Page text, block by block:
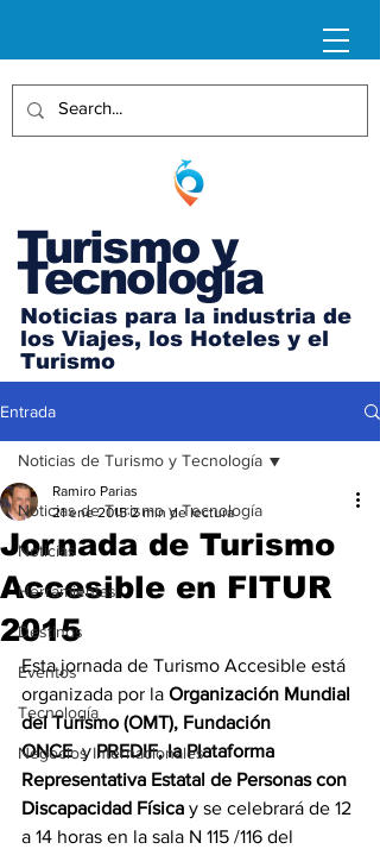
Turismo y
Tecnología
Noticias para la industria de
los Viajes, los Hoteles y el
Turismo
Entrada
Noticias de Turismo y Tecnología
Noticias
Herramientas
Destinos
Eventos
Tecnología
Negocios Internacionales
Noticias de Turismo y Tecnología
Jornada de Turismo
Accesible en FITUR
2015
Ramiro Parias
21 ene 2015 2 min de lectura
Esta jornada de Turismo Accesible está
organizada por la Organización Mundial
del Turismo (OMT), Fundación
ONCE y PREDIF, la Plataforma
Representativa Estatal de Personas con
Discapacidad Física y se celebrará de 12
a 14 horas en la sala N 115 /116 del